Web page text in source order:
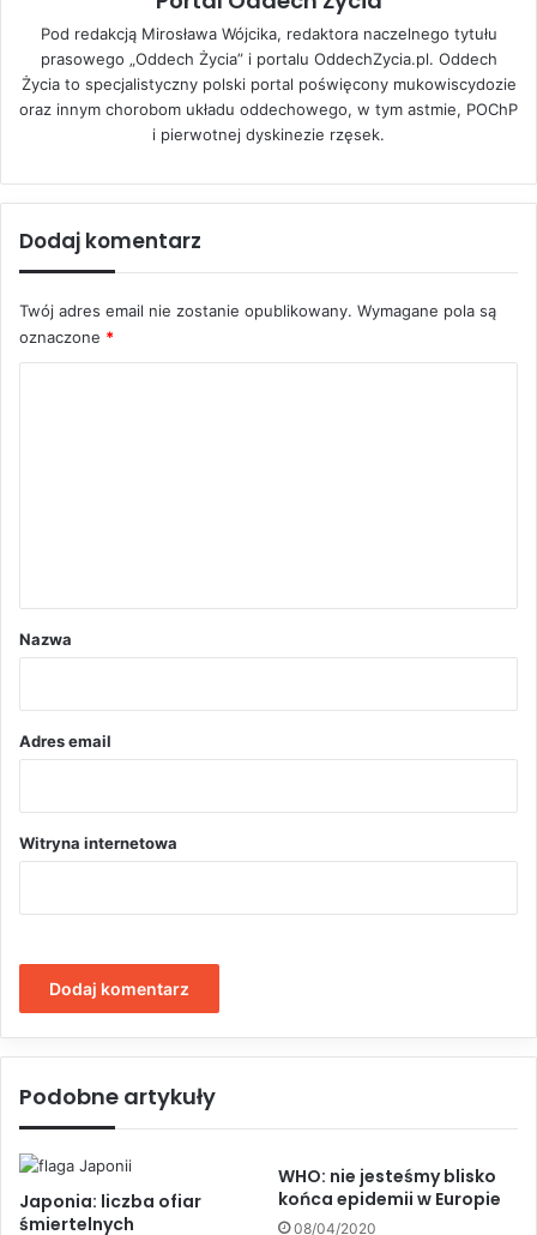
Pod redakcją Mirosława Wójcika, redaktora naczelnego tytułu
prasowego „Oddech Życia” i portalu OddechZycia.pl. Oddech
Życia to specjalistyczny polski portal poświęcony mukowiscydozie
oraz innym chorobom układu oddechowego, w tym astmie, POChP
i pierwotnej dyskinezie rzęsek.
Dodaj komentarz
Twój adres email nie zostanie opublikowany. Wymagane pola są
oznaczone *
rNazwa
Adres email
Witryna internetowa
Podobne artykuły
Japonia: liczba ofiar
śmiertelnych
WHO: nie jesteśmy blisko
końca epidemii w Europie
08/04/2020